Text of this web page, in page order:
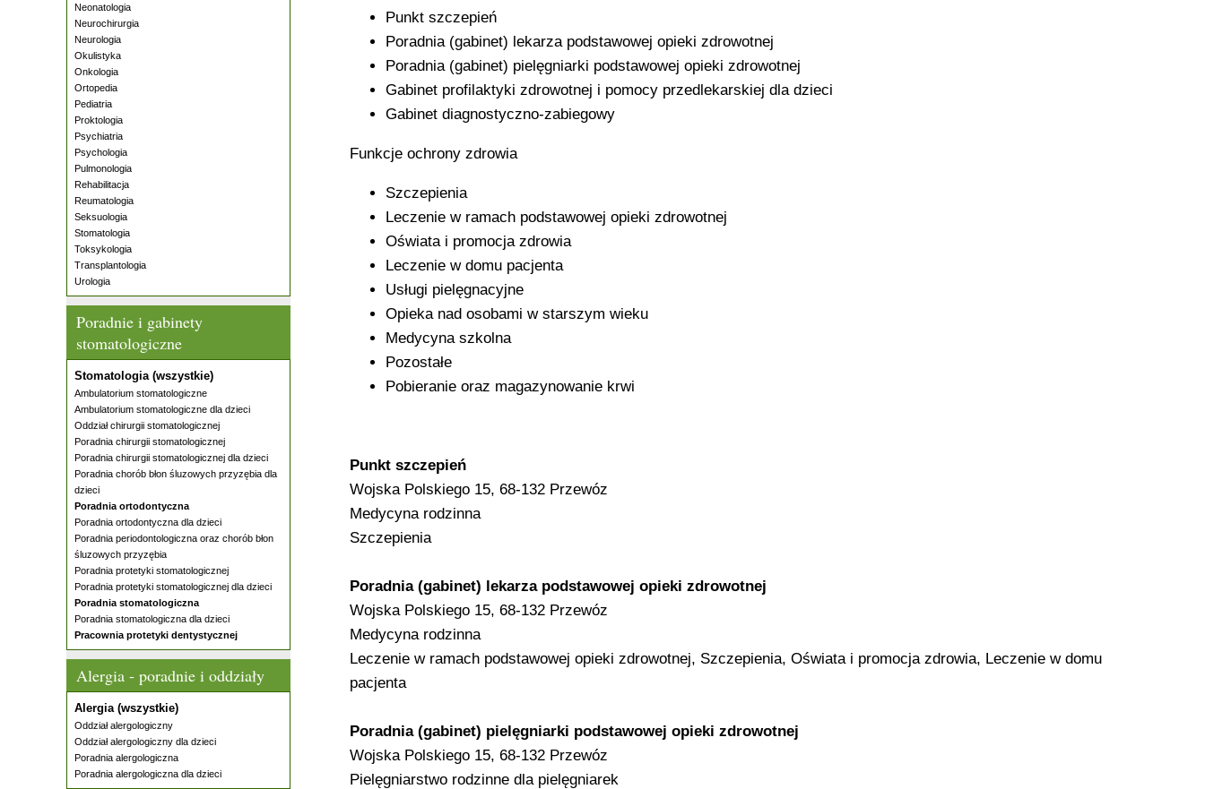
Neonatologia
Neurochirurgia
Neurologia
Okulistyka
Onkologia
Ortopedia
Pediatria
Proktologia
Psychiatria
Psychologia
Pulmonologia
Rehabilitacja
Reumatologia
Seksuologia
Stomatologia
Toksykologia
Transplantologia
Urologia
Poradnie i gabinety
stomatologiczne
Stomatologia (wszystkie)
Ambulatorium stomatologiczne
Ambulatorium stomatologiczne dla dzieci
Oddział chirurgii stomatologicznej
Poradnia chirurgii stomatologicznej
Poradnia chirurgii stomatologicznej dla dzieci
Poradnia chorób błon śluzowych przyzębia dla
dzieci
Poradnia ortodontyczna
Poradnia ortodontyczna dla dzieci
Poradnia periodontologiczna oraz chorób błon
śluzowych przyzębia
Poradnia protetyki stomatologicznej
Poradnia protetyki stomatologicznej dla dzieci
Poradnia stomatologiczna
Poradnia stomatologiczna dla dzieci
Pracownia protetyki dentystycznej
Alergia - poradnie i oddziały
Alergia (wszystkie)
Oddział alergologiczny
Oddział alergologiczny dla dzieci
Poradnia alergologiczna
Poradnia alergologiczna dla dzieci
Punkt szczepień
Poradnia (gabinet) lekarza podstawowej opieki zdrowotnej
Poradnia (gabinet) pielęgniarki podstawowej opieki zdrowotnej
Gabinet profilaktyki zdrowotnej i pomocy przedlekarskiej dla dzieci
Gabinet diagnostyczno-zabiegowy
Funkcje ochrony zdrowia
Szczepienia
Leczenie w ramach podstawowej opieki zdrowotnej
Oświata i promocja zdrowia
Leczenie w domu pacjenta
Usługi pielęgnacyjne
Opieka nad osobami w starszym wieku
Medycyna szkolna
Pozostałe
Pobieranie oraz magazynowanie krwi
Punkt szczepień
Wojska Polskiego 15, 68-132 Przewóz
Medycyna rodzinna
Szczepienia
Poradnia (gabinet) lekarza podstawowej opieki zdrowotnej
Wojska Polskiego 15, 68-132 Przewóz
Medycyna rodzinna
Leczenie w ramach podstawowej opieki zdrowotnej, Szczepienia, Oświata i promocja zdrowia, Leczenie w domu
pacjenta
Poradnia (gabinet) pielęgniarki podstawowej opieki zdrowotnej
Wojska Polskiego 15, 68-132 Przewóz
Pielęgniarstwo rodzinne dla pielęgniarek